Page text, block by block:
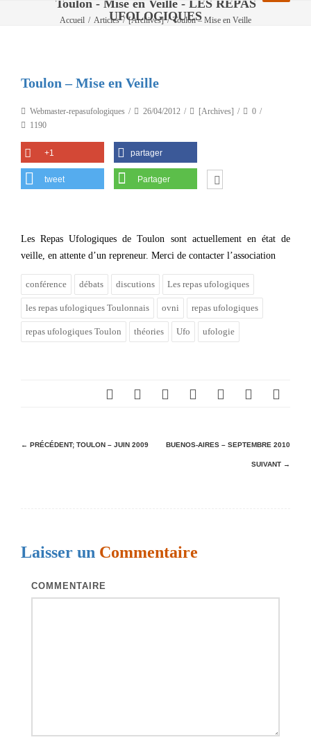
Toulon - Mise en Veille - LES REPAS
UFOLOGIQUES
Accueil / Articles / [Archives] / Toulon – Mise en Veille
Toulon – Mise en Veille
Webmaster-repasufologiques 26/04/2012 [Archives]
0
1190
+1 partager
tweet Partager
Les Repas Ufologiques de Toulon sont actuellement en état de
veille, en attente d’un repreneur. Merci de contacter l’association
conférence débats discutions Les repas ufologiques
les repas ufologiques Toulonnais ovni repas ufologiques
repas ufologiques Toulon théories Ufo ufologie
N
a
← PRÉCÉDENT; TOULON – JUIN 2009 BUENOS-AIRES – SEPTEMBRE 2010
SUIVANT →
Laisser un Commentaire
COMMENTAIRE